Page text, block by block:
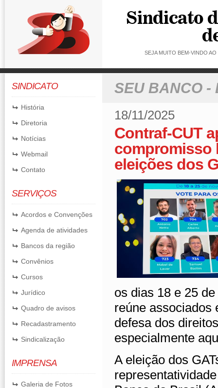
SEJA MUITO BEM-VINDO
SINDICATO
História
Diretoria
Notícias
Webmail
Contato
SERVIÇOS
Acordos e Convenções
Agenda de atividades
Bancos da região
Convênios
Cursos
Jurídico
Quadro de avisos
Recadastramento
Sindicalização
IMPRENSA
Galeria de Fotos
SEU BANCO -
18/11/2025
Contraf-CUT
compromisso
eleições dos
os dias 18 e 25
reúne associados
defesa dos
especialmente
A eleição dos